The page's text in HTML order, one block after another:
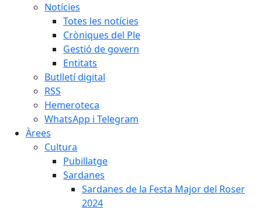
Notícies
Totes les notícies
Cròniques del Ple
Gestió de govern
Entitats
Butlletí digital
RSS
Hemeroteca
WhatsApp i Telegram
Àrees
Cultura
Pubillatge
Sardanes
Sardanes de la Festa Major del Roser
2024